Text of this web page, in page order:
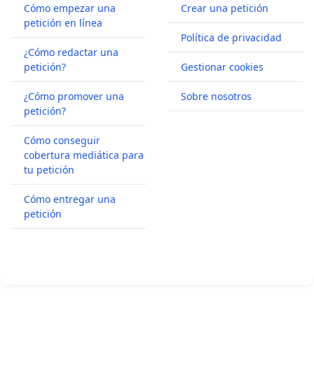
Cómo empezar una
petición en línea
¿Cómo redactar una
petición?
¿Cómo promover una
petición?
Cómo conseguir
cobertura mediática para
tu petición
Cómo entregar una
petición
Crear una petición
Política de privacidad
Gestionar cookies
Sobre nosotros